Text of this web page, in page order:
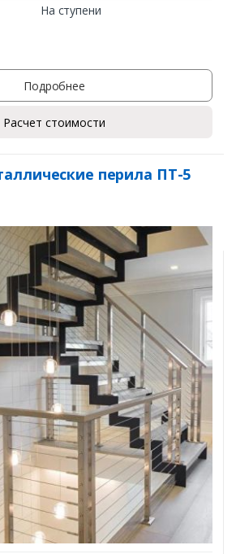
На ступени
Подробнее
Расчет стоимости
перила ПТ-5